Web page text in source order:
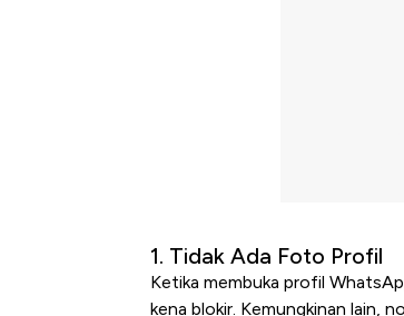
1. Tidak Ada Foto Profil
Ketika membuka profil
kena blokir. Kemungkinan lain,